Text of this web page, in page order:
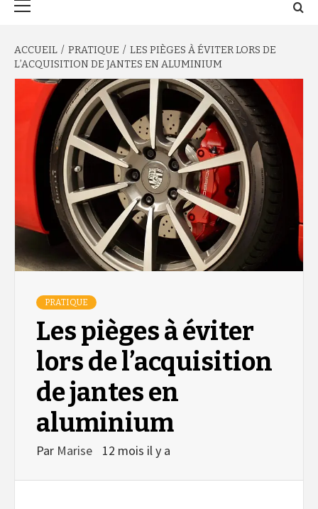
ACCUEIL PRATIQUE
LES PIÈGES À ÉVITER LORS DE
L’ACQUISITION DE JANTES EN ALUMINIUM
PRATIQUE
Les pièges à éviter
lors de l’acquisition
de jantes en
aluminium
Par Marise 12 mois il y a